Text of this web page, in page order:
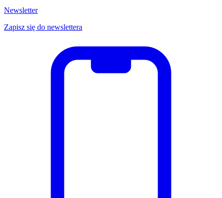
Newsletter
Zapisz się do newslettera